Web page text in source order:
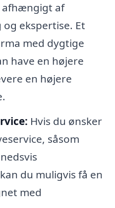
afhængigt af
ekspertise. Et
med dygtige
have en højere
en højere
Hvis du ønsker
såsom
du muligvis få en
med